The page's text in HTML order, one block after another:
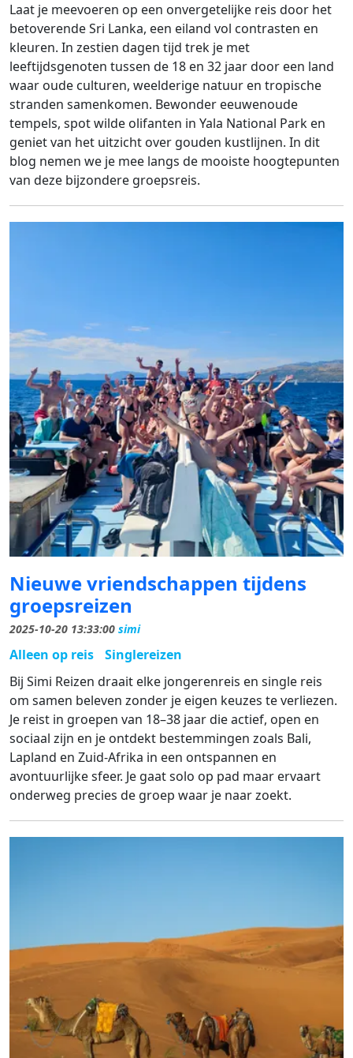
Laat je meevoeren op een onvergetelijke reis door het
betoverende Sri Lanka, een eiland vol contrasten en
kleuren. In zestien dagen tijd trek je met
leeftijdsgenoten tussen de 18 en 32 jaar door een land
waar oude culturen, weelderige natuur en tropische
stranden samenkomen. Bewonder eeuwenoude
tempels, spot wilde olifanten in Yala National Park en
geniet van het uitzicht over gouden kustlijnen. In dit
blog nemen we je mee langs de mooiste hoogtepunten
van deze bijzondere groepsreis.
Nieuwe vriendschappen tijdens
groepsreizen
2025-10-20 13:33:00 simi
Alleen op reis
Singlereizen
Bij Simi Reizen draait elke jongerenreis en single reis
om samen beleven zonder je eigen keuzes te verliezen.
Je reist in groepen van 18–38 jaar die actief, open en
sociaal zijn en je ontdekt bestemmingen zoals Bali,
Lapland en Zuid-Afrika in een ontspannen en
avontuurlijke sfeer. Je gaat solo op pad maar ervaart
onderweg precies de groep waar je naar zoekt.